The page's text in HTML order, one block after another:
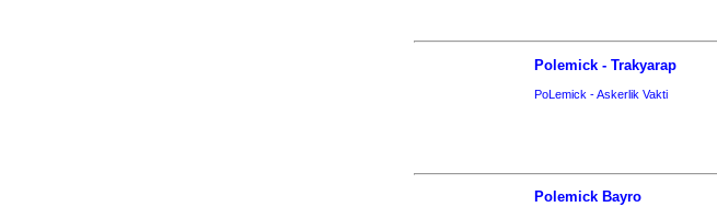
Polemick - Trakyarap
PoLemick - Askerlik Vakti
Polemick Bayro